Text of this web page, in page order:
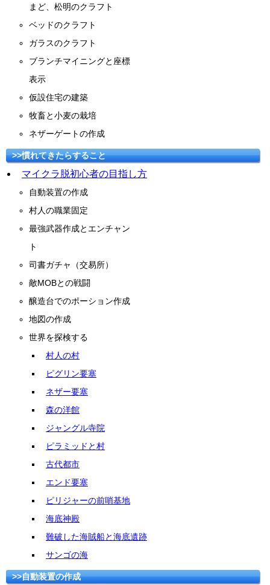
まど、松明のクラフト
ベッドのクラフト
ガラスのクラフト
ブランチマイニングと座標
表示
仮設住宅の建築
牧畜と小麦の栽培
ネザーゲートの作成
>>慣れてきたらすること
マイクラ脱初心者の目指し方
自動装置の作成
村人の職業固定
最強武器作成とエンチャン
ト
司書ガチャ（交易所）
敵MOBとの戦闘
醸造台でのポーション作成
地図の作成
世界を探検する
村人の村
ピグリン要塞
ネザー要塞
森の洋館
ジャングル寺院
ピラミッドと村
古代都市
エンド要塞
ピリジャーの前哨基地
海底神殿
難破した海賊船と海底遺跡
サンゴの海
>>自動装置の作成